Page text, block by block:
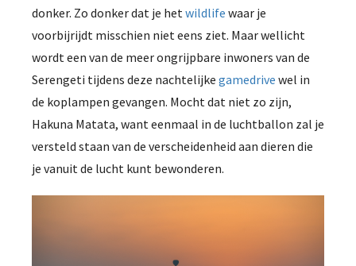
donker. Zo donker dat je hetwildlife waar je
voorbijrijdt misschien niet eens ziet. Maar wellicht
wordt een van de meer ongrijpbare inwoners van de
Serengeti tijdens deze nachtelijke gamedrive wel in
de koplampen gevangen. Mocht dat niet zo zijn,
Hakuna Matata, want eenmaal in de luchtballon zal je
versteld staan van de verscheidenheid aan dieren die
je vanuit de lucht kunt bewonderen.